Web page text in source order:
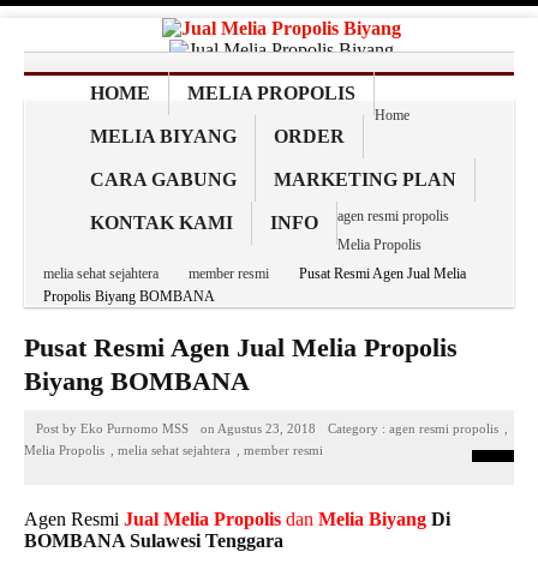
HOME MELIA PROPOLIS
MELIA BIYANG ORDER
CARA GABUNG MARKETING PLAN
KONTAK KAMI INFO
Home
agen resmi propolis
Melia Propolis
melia sehat sejahtera
member resmi
Pusat Resmi Agen Jual Melia
Propolis Biyang BOMBANA
Pusat Resmi Agen Jual Melia Propolis
Biyang BOMBANA
Post by Eko Purnomo MSS on Agustus 23, 2018 Category : agen resmi propolis
Melia Propolis
melia sehat sejahtera member resmi
Agen Resmi Jual Melia Propolis dan Melia Biyang Di
BOMBANA Sulawesi Tenggara